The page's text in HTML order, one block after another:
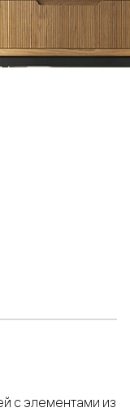
с элементами из